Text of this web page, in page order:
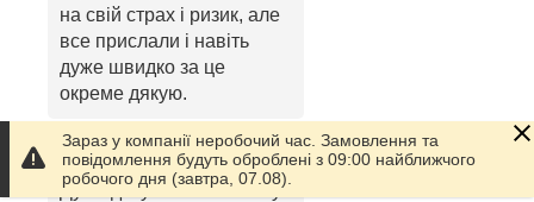
на свій страх і ризик, але
все прислали і навіть
дуже швидко за це
окреме дякую.
Дуже дякую за колисочку
Зараз у компанії неробочий час. Замовлення та
повідомлення будуть оброблені з 09:00 найближчого
робочого дня (завтра, 07.08).